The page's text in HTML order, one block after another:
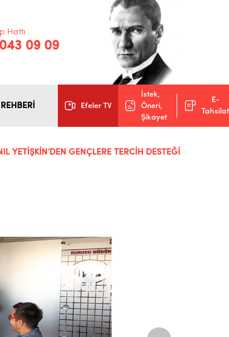
Hattı
09 09
Efeler TV
İstek,
Öneri,
Şikayet
E-
Tahsilat
YETİŞKİN’DEN GENÇLERE TERCİH DESTEĞİ